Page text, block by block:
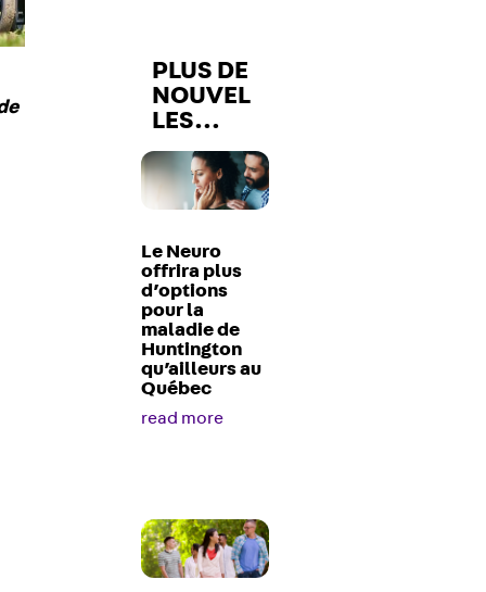
PLUS DE
NOUVEL
LES…
Le Neuro
offrira plus
d’options
pour la
maladie de
Huntington
qu’ailleurs au
Québec
read more